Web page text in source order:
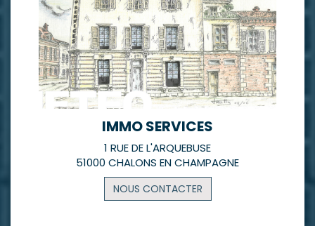
IMMO SERVICES
1 RUE DE L'ARQUEBUSE
51000 CHALONS EN CHAMPAGNE
NOUS CONTACTER